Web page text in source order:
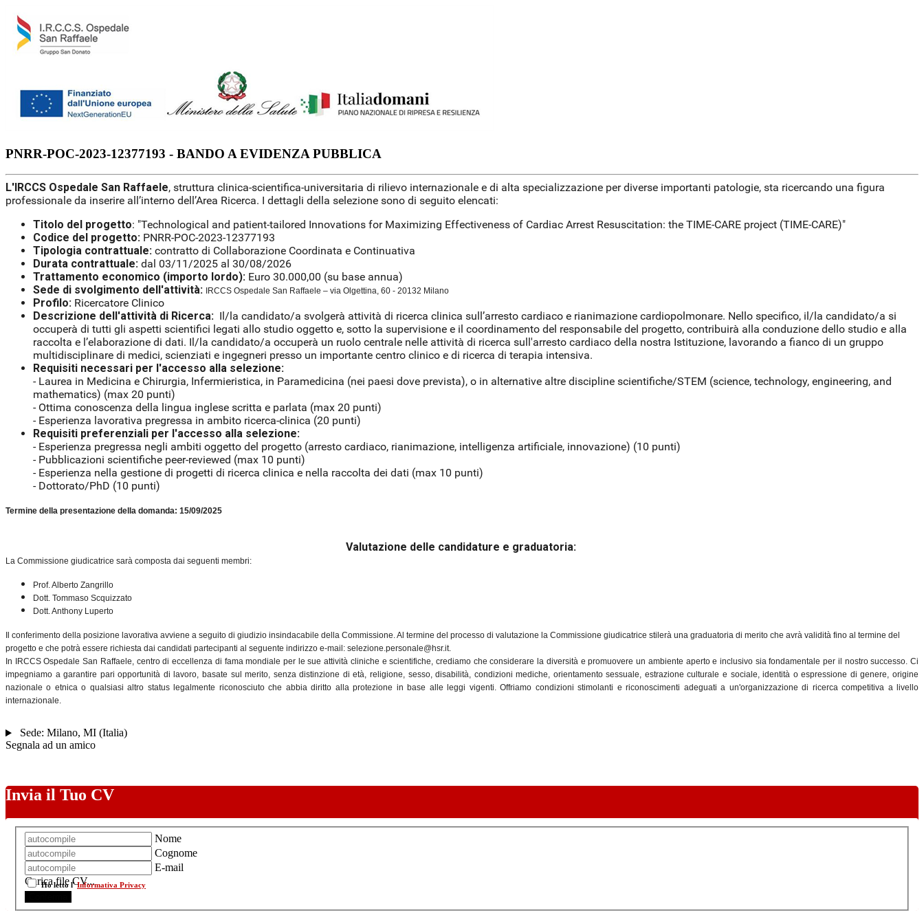
PNRR-POC-2023-12377193 - BANDO A EVIDENZA PUBBLICA
L'IRCCS Ospedale San Raffaele, struttura clinica-scientifica-universitaria di rilievo internazionale e di alta specializzazione per diverse importanti patologie, sta ricercando una figura
professionale da inserire all’interno dell’Area Ricerca. I dettagli della selezione sono di seguito elencati:
Titolo del progetto: "Technological and patient-tailored Innovations for Maximizing Effectiveness of Cardiac Arrest Resuscitation: the TIME-CARE project (TIME-CARE)"
Codice del progetto: PNRR-POC-2023-12377193
Tipologia contrattuale: contratto di Collaborazione Coordinata e Continuativa
Durata contrattuale: dal 03/11/2025 al 30/08/2026
Trattamento economico (importo lordo): Euro 30.000,00 (su base annua)
Sede di svolgimento dell'attività:
IRCCS Ospedale San Raffaele – via Olgettina, 60 - 20132 Milano
Profilo: Ricercatore Clinico
Descrizione dell'attività di Ricerca: Il/la candidato/a svolgerà attività di ricerca clinica sull’arresto cardiaco e rianimazione cardiopolmonare. Nello specifico, il/la candidato/a si
occuperà di tutti gli aspetti scientifici legati allo studio oggetto e, sotto la supervisione e il coordinamento del responsabile del progetto, contribuirà alla conduzione dello studio e alla
raccolta e l’elaborazione di dati. Il/la candidato/a occuperà un ruolo centrale nelle attività di ricerca sull'arresto cardiaco della nostra Istituzione, lavorando a fianco di un gruppo
multidisciplinare di medici, scienziati e ingegneri presso un importante centro clinico e di ricerca di terapia intensiva.
Requisiti necessari per l'accesso alla selezione:
- Laurea in Medicina e Chirurgia, Infermieristica, in Paramedicina (nei paesi dove prevista), o in alternative altre discipline scientifiche/STEM (science, technology, engineering, and
mathematics) (max 20 punti)
- Ottima conoscenza della lingua inglese scritta e parlata (max 20 punti)
- Esperienza lavorativa pregressa in ambito ricerca-clinica (20 punti)
Requisiti preferenziali per l'accesso alla selezione:
- Esperienza pregressa negli ambiti oggetto del progetto (arresto cardiaco, rianimazione, intelligenza artificiale, innovazione) (10 punti)
- Pubblicazioni scientifiche peer-reviewed (max 10 punti)
- Esperienza nella gestione di progetti di ricerca clinica e nella raccolta dei dati (max 10 punti)
- Dottorato/PhD (10 punti)
Termine della presentazione della domanda: 15/09/2025
Valutazione delle candidature e graduatoria:
La Commissione giudicatrice sarà composta dai seguenti membri:
Prof. Alberto Zangrillo
Dott. Tommaso Scquizzato
Dott. Anthony Luperto
Il conferimento della posizione lavorativa avviene a seguito di giudizio insindacabile della Commissione. Al termine del processo di valutazione la Commissione giudicatrice stilerà una graduatoria di merito che avrà validità fino al termine del
progetto e che potrà essere richiesta dai candidati partecipanti al seguente indirizzo e-mail: selezione.personale@hsr.it.
In IRCCS Ospedale San Raffaele, centro di eccellenza di fama mondiale per le sue attività cliniche e scientifiche, crediamo che considerare la diversità e promuovere un ambiente aperto e inclusivo sia fondamentale per il nostro successo. Ci
impegniamo a garantire pari opportunità di lavoro, basate sul merito, senza distinzione di età, religione, sesso, disabilità, condizioni mediche, orientamento sessuale, estrazione culturale e sociale, identità o espressione di genere, origine
nazionale o etnica o qualsiasi altro status legalmente riconosciuto che abbia diritto alla protezione in base alle leggi vigenti. Offriamo condizioni stimolanti e riconoscimenti adeguati a un'organizzazione di ricerca competitiva a livello
internazionale.
Sede: Milano, MI(Italia)
Segnala ad un amico
Invia il Tuo CV
Nome
Cognome
E-mail
Carica file CV...
Ho letto l'Informativa Privacy